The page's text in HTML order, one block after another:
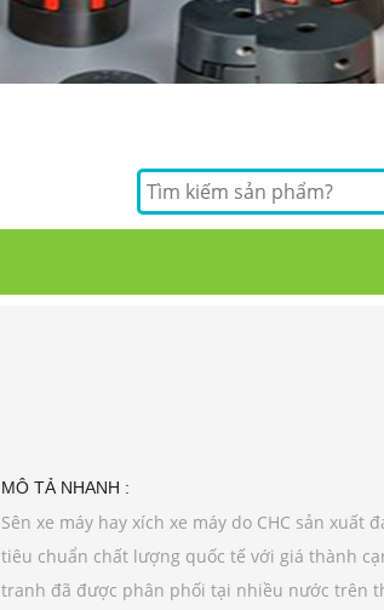
MÔ TẢ NHANH :
Sên xe máy hay xích xe máy do CHC sản xuất
tiêu chuẩn chất lượng quốc tế với giá thành
tranh đã được phân phối tại nhiều nước trên